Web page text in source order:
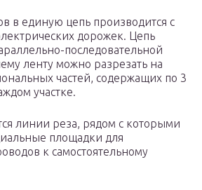
в единую цепь производится с
дорожек. Цепь
последовательной
ленту можно разрезать на
частей, содержащих по 3
участке.
линии реза, рядом с которыми
площадки для
к самостоятельному